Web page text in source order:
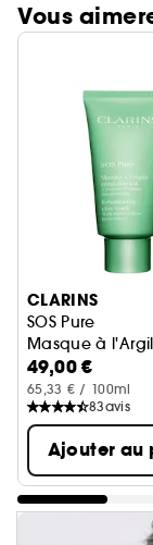
Vous
Ignorer le
CLARINS
SOS Pure
Masque à
49,00 €
65,33 € / 100ml
83avis
Ajouter au